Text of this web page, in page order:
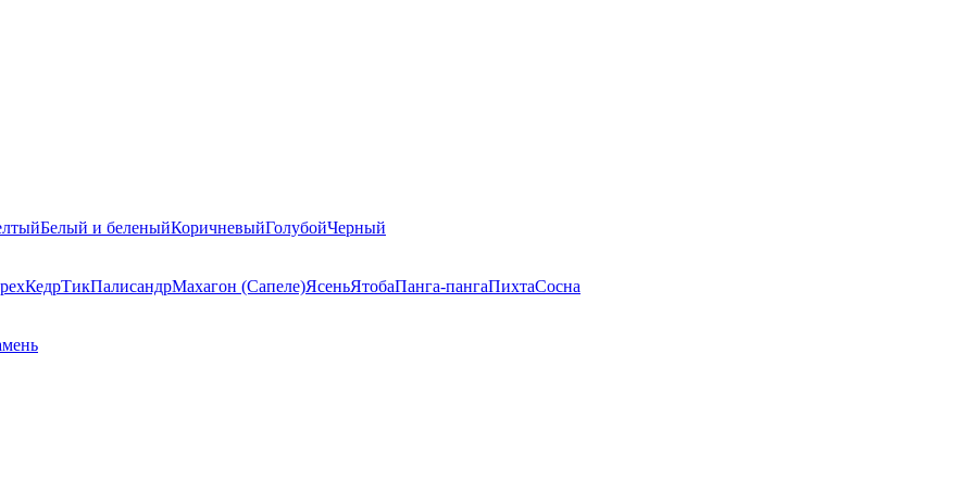
Белый и беленыйКоричневыйГолубойЧерный
КедрТикПалисандрМахагон (Сапеле)ЯсеньЯтобаПанга-пангаПихтаСосна